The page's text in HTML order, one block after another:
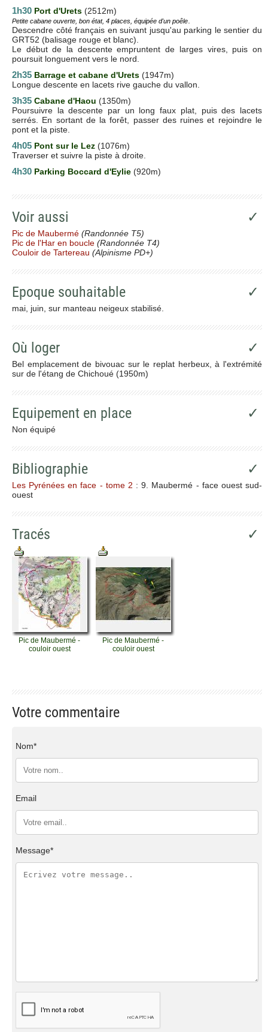
1h30 Port d'Urets (2512m)
Petite cabane ouverte, bon état, 4 places, équipée d'un poêle
Descendre côté français en suivant jusqu'au parking le sentier du
GRT52 (balisage rouge et blanc).
Le début de la descente empruntent de larges vires, puis on
poursuit longuement vers le nord.
2h35 Barrage et cabane d'Urets (1947m)
Longue descente en lacets rive gauche du vallon.
3h35 Cabane d'Haou (1350m)
Poursuivre la descente par un long faux plat, puis des lacets
serrés. En sortant de la forêt, passer des ruines et rejoindre le
pont et la piste.
4h05 Pont sur le Lez (1076m)
Traverser et suivre la piste à droite.
4h30 Parking Boccard d'Eylie (920m)
Voir aussi ✓
Pic de Maubermé (Randonnée T5)
Pic de l'Har en boucle (Randonnée T4)
Couloir de Tartereau (Alpinisme PD+)
Epoque souhaitable ✓
mai, juin, sur manteau neigeux stabilisé.
Où loger ✓
Bel emplacement de bivouac sur le replat herbeux, à l'extrémité
sur de l'étang de Chichoué (1950m)
Equipement en place ✓
Non équipé
Bibliographie ✓
Les Pyrénées en face - tome 2 : 9. Maubermé - face ouest sud-
ouest
Tracés ✓
Pic de Maubermé -
couloir ouest
Pic de Maubermé -
couloir ouest
Votre commentaire
Nom*
Email
Message*